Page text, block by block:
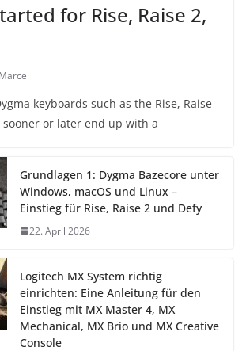
for Rise, Raise 2,
Marcel
keyboards such as the Rise, Raise
sooner or later end up with a
Grundlagen 1: Dygma Bazecore unter
Windows, macOS und Linux –
Einstieg für Rise, Raise 2 und Defy
22. April 2026
Logitech MX System richtig
einrichten: Eine Anleitung für den
Einstieg mit MX Master 4, MX
Mechanical, MX Brio und MX Creative
Console